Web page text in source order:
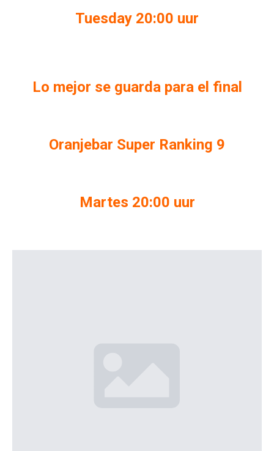
Tuesday 20:00 uur
Lo mejor se guarda para el final
Oranjebar Super Ranking 9
Martes 20:00 uur